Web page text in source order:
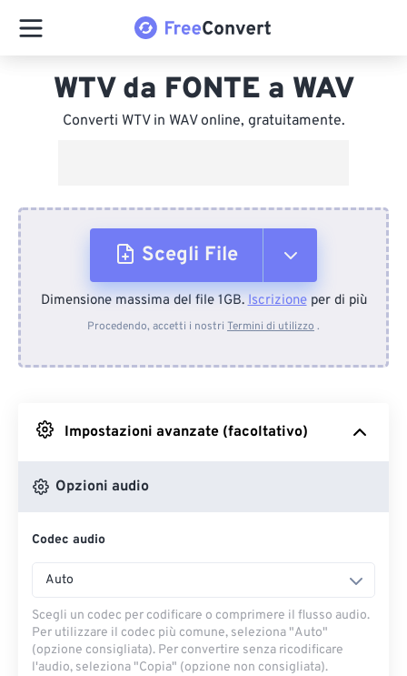
WTV da FONTE a WAV
Converti WTV in WAV online, gratuitamente.
Scegli File
Dal dispositivo
Da Google Drive
Dimensione massima del file 1GB.Iscrizioneper di più
Procedendo, accetti i nostri Termini di utilizzo .
Impostazioni avanzate (facoltativo)
Opzioni audio
Codec audio
Auto
Scegli un codec per codificare o comprimere il flusso audio.
Per utilizzare il codec più comune, seleziona "Auto"
(opzione consigliata). Per convertire senza ricodificare
l'audio, seleziona "Copia" (opzione non consigliata).